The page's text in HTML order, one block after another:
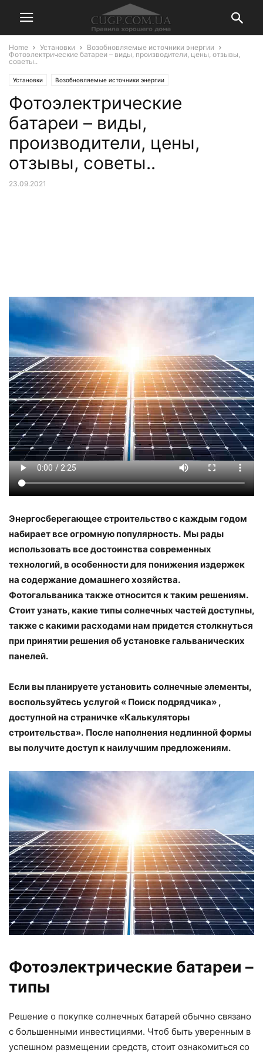
Home Установки
Возобновляемые источники энергии
Фотоэлектрические батареи – виды, производители, цены, отзывы,
советы..
Установки Возобновляемые источники энергии
Фотоэлектрические
батареи – виды,
производители, цены,
отзывы, советы..
23.09.2021
Энергосберегающее строительство с каждым годом
набирает все огромную популярность. Мы рады
использовать все достоинства современных
технологий, в особенности для понижения издержек
на содержание домашнего хозяйства.
Фотогальваника также относится к таким решениям.
Стоит узнать, какие типы солнечных частей доступны,
также с какими расходами нам придется столкнуться
при принятии решения об установке гальванических
панелей.
Если вы планируете установить солнечные элементы,
воспользуйтесь услугой « Поиск подрядчика» ,
доступной на страничке «Калькуляторы
строительства». После наполнения недлинной формы
вы получите доступ к наилучшим предложениям.
Фотоэлектрические батареи –
типы
Решение о покупке солнечных батарей обычно связано
с большенными инвестициями. Чтоб быть уверенным в
успешном размещении средств, стоит ознакомиться со